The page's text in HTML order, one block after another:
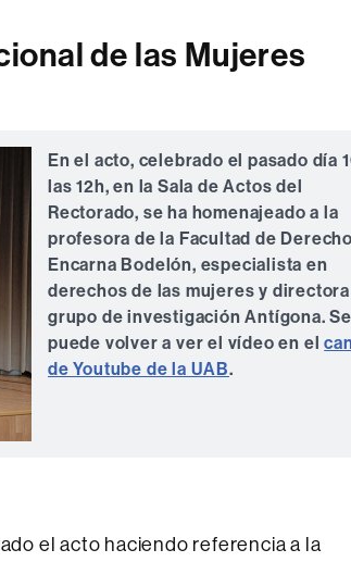
de las Mujeres
En el acto, celebrado el pasado día
las 12h, en la Sala de Actos del
Rectorado, se ha homenajeado a la
profesora de la Facultad de
Encarna Bodelón, especialista en
derechos de las mujeres y
grupo de investigación Antígona. Se
puede volver a ver el vídeo en el
de Youtube de la UAB.
el acto haciendo referencia a la